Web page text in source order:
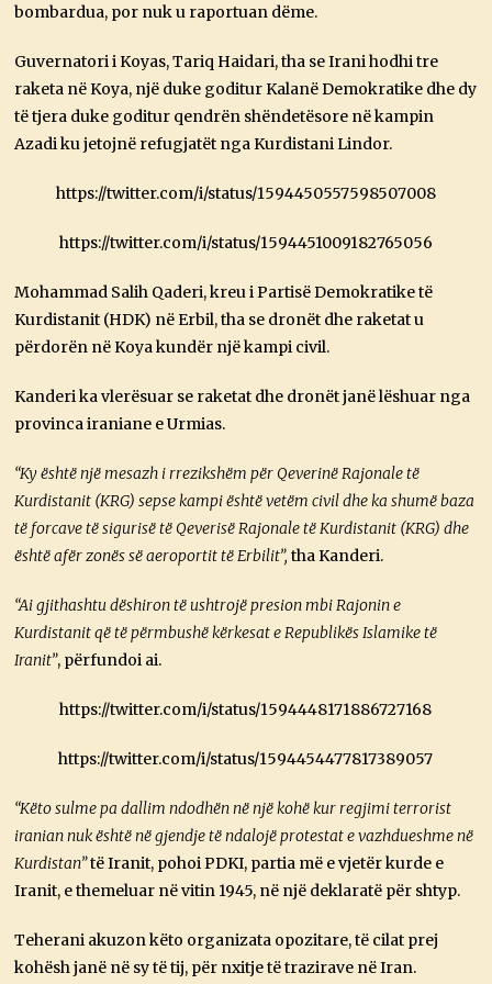
bombardua, por nuk u raportuan dëme.
Guvernatori i Koyas, Tariq Haidari, tha se Irani hodhi tre
raketa në Koya, një duke goditur Kalanë Demokratike dhe dy
të tjera duke goditur qendrën shëndetësore në kampin
Azadi ku jetojnë refugjatët nga Kurdistani Lindor.
https://twitter.com/i/status/1594450557598507008
https://twitter.com/i/status/1594451009182765056
Mohammad Salih Qaderi, kreu i Partisë Demokratike të
Kurdistanit (HDK) në Erbil, tha se dronët dhe raketat u
përdorën në Koya kundër një kampi civil.
Kanderi ka vlerësuar se raketat dhe dronët janë lëshuar nga
provinca iraniane e Urmias.
“Ky është një mesazh i rrezikshëm për Qeverinë Rajonale të
Kurdistanit (KRG) sepse kampi është vetëm civil dhe ka shumë baza
të forcave të sigurisë të Qeverisë Rajonale të Kurdistanit (KRG) dhe
është afër zonës së aeroportit të Erbilit”, tha Kanderi.
“Ai gjithashtu dëshiron të ushtrojë presion mbi Rajonin e
Kurdistanit që të përmbushë kërkesat e Republikës Islamike të
Iranit”, përfundoi ai.
https://twitter.com/i/status/1594448171886727168
https://twitter.com/i/status/1594454477817389057
“Këto sulme pa dallim ndodhën në një kohë kur regjimi terrorist
iranian nuk është në gjendje të ndalojë protestat e vazhdueshme në
Kurdistan”të Iranit, pohoi PDKI, partia më e vjetër kurde e
Iranit, e themeluar në vitin 1945, në një deklaratë për shtyp.
Teherani akuzon këto organizata opozitare, të cilat prej
kohësh janë në sy të tij, për nxitje të trazirave në Iran.